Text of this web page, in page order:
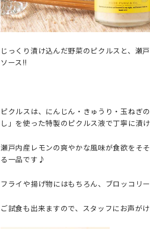
じっくり漬け込んだ野菜のピクルスと、瀬
ソース‼
ピクルスは、にんじん・きゅうり・玉ねぎ
し」を使った特製のピクルス液で丁寧に漬
瀬戸内産レモンの爽やかな風味が食欲をそ
る一品です♪
フライや揚げ物にはもちろん、ブロッコリ
ご試食も出来ますので、スタッフにお声が